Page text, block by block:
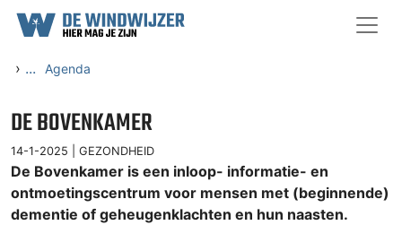
Ga naar content
› ... Agenda
DE BOVENKAMER
14-1-2025 | GEZONDHEID
De Bovenkamer is een inloop- informatie- en
ontmoetingscentrum voor mensen met (beginnende)
dementie of geheugenklachten en hun naasten.